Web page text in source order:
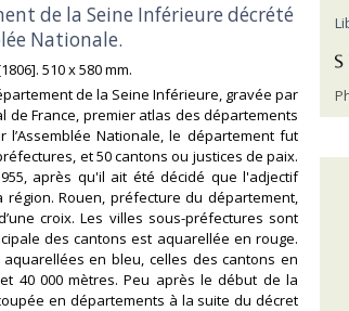
de la Seine Inférieure décrété
Nationale.‎
510 x 580 mm.‎
de la Seine Inférieure, gravée par
de France, premier atlas des départements
Nationale, le département fut
et 50 cantons ou justices de paix.
après qu'il ait été décidé que l'adjectif
Rouen, préfecture du département,
croix. Les villes sous-préfectures sont
des cantons est aquarellée en rouge.
en bleu, celles des cantons en
40 000 mètres. Peu après le début de la
en départements à la suite du décret